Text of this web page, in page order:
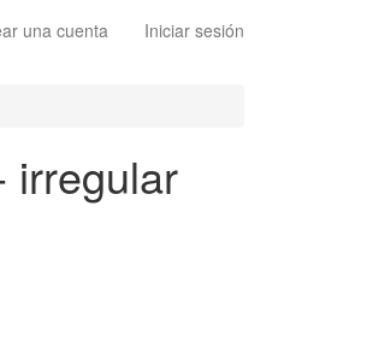
una cuenta Iniciar sesión
irregular